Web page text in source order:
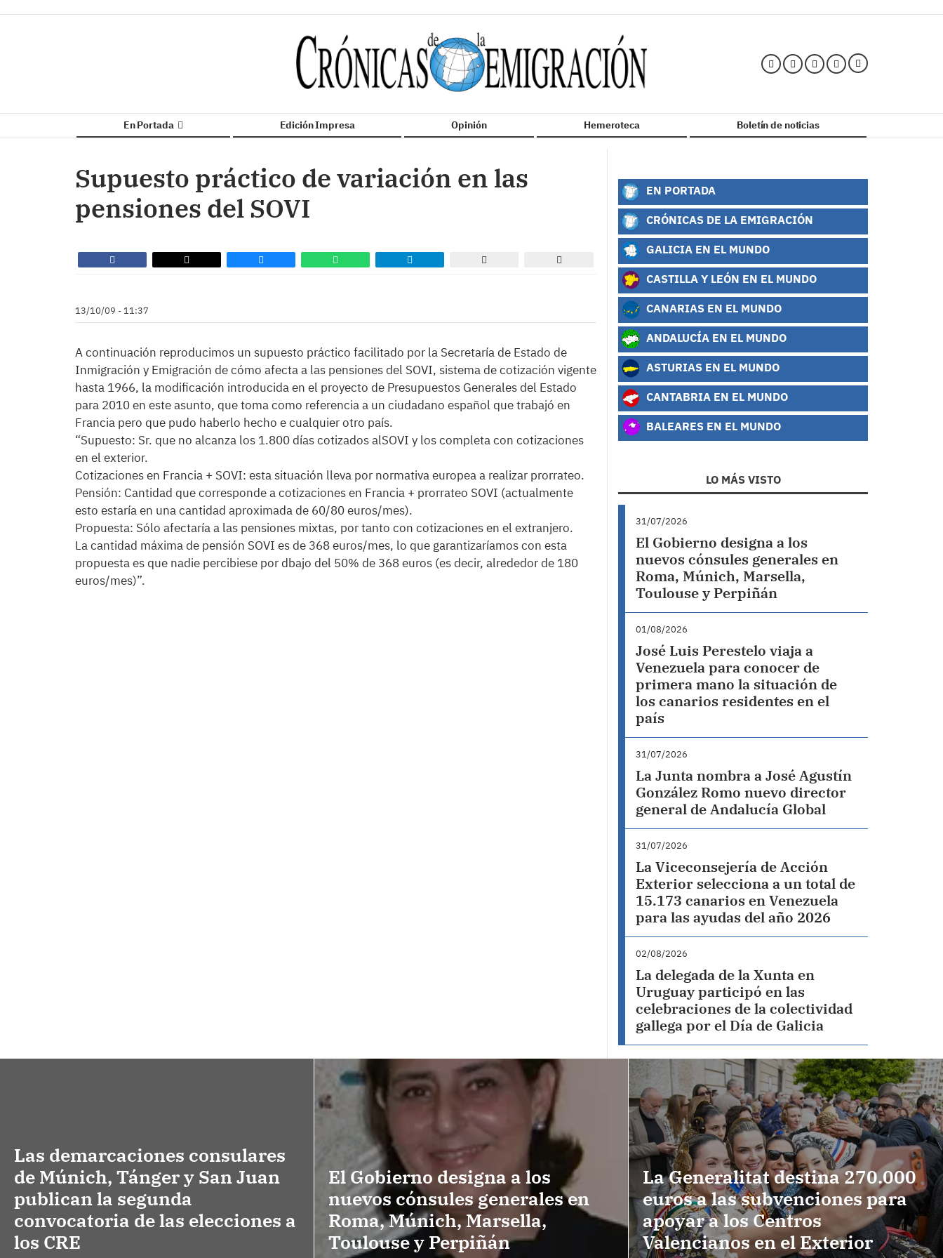
En Portada Edición Impresa Opinión Hemeroteca Boletín de noticias
Supuesto práctico de variación en las
pensiones del SOVI
13/10/09 - 11:37
A continuación reproducimos un supuesto práctico facilitado por la Secretaría de Estado de
Inmigración y Emigración de cómo afecta a las pensiones del SOVI, sistema de cotización vigente
hasta 1966, la modificación introducida en el proyecto de Presupuestos Generales del Estado
para 2010 en este asunto, que toma como referencia a un ciudadano español que trabajó en
Francia pero que pudo haberlo hecho e cualquier otro país.
“Supuesto: Sr. que no alcanza los 1.800 días cotizados alSOVI y los completa con cotizaciones
en el exterior.
Cotizaciones en Francia + SOVI: esta situación lleva por normativa europea a realizar prorrateo.
Pensión: Cantidad que corresponde a cotizaciones en Francia + prorrateo SOVI (actualmente
esto estaría en una cantidad aproximada de 60/80 euros/mes).
Propuesta: Sólo afectaría a las pensiones mixtas, por tanto con cotizaciones en el extranjero.
La cantidad máxima de pensión SOVI es de 368 euros/mes, lo que garantizaríamos con esta
propuesta es que nadie percibiese por dbajo del 50% de 368 euros (es decir, alrededor de 180
euros/mes)”.
EN PORTADA
CRÓNICAS DE LA EMIGRACIÓN
GALICIA EN EL MUNDO
CASTILLA Y LEÓN EN EL MUNDO
CANARIAS EN EL MUNDO
ANDALUCÍA EN EL MUNDO
ASTURIAS EN EL MUNDO
CANTABRIA EN EL MUNDO
BALEARES EN EL MUNDO
LO MÁS VISTO
31/07/2026
El Gobierno designa a los
nuevos cónsules generales en
Roma, Múnich, Marsella,
Toulouse y Perpiñán
01/08/2026
José Luis Perestelo viaja a
Venezuela para conocer de
primera mano la situación de
los canarios residentes en el
país
31/07/2026
La Junta nombra a José Agustín
González Romo nuevo director
general de Andalucía Global
31/07/2026
La Viceconsejería de Acción
Exterior selecciona a un total de
15.173 canarios en Venezuela
para las ayudas del año 2026
02/08/2026
La delegada de la Xunta en
Uruguay participó en las
celebraciones de la colectividad
gallega por el Día de Galicia
Las demarcaciones consulares
de Múnich, Tánger y San Juan
publican la segunda
convocatoria de las elecciones a
los CRE
El Gobierno designa a los
nuevos cónsules generales en
Roma, Múnich, Marsella,
Toulouse y Perpiñán
La Generalitat destina 270.000
euros a las subvenciones para
apoyar a los Centros
Valencianos en el Exterior